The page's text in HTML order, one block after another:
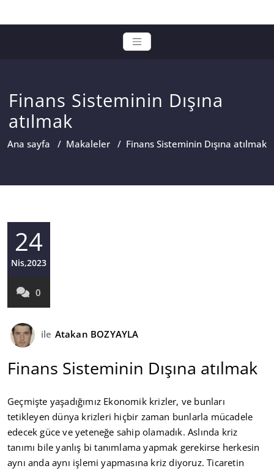
Finans Sisteminin Dışına
atılmak
Ana sayfa / Makaleler / Finans Sisteminin Dışına atılmak
24
Nis,2023
0
ile Atakan BOZYAYLA
Finans Sisteminin Dışına atılmak
Geçmişte yaşadığımız Ekonomik krizler, ve bunları
tetikleyen dünya krizleri hiçbir zaman bunlarla mücadele
edecek güce ve yeteneğe sahip olamadık. Aslında kriz
tanımı bile yanlış bi tanımlama yapmak gerekirse herkesin
aynı anda aynı işlemi yapmasına kriz diyoruz. Ticaretin